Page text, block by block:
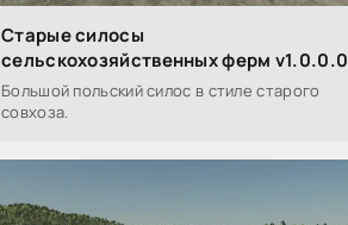
Старые силосы
сельскохозяйственных ферм v1.0.0.0
Большой польский силос в стиле старого
совхоза.